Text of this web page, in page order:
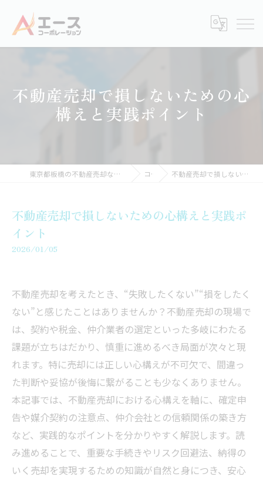
不動産売却で損しないための心
構えと実践ポイント
東京都板橋の不動産売却なら株式会社エースコーポレーション コラム 不動産売却で損しないための心構えと実践ポイント
不動産売却で損しないための心構えと実践ポ
イント
2026/01/05
不動産売却を考えたとき、“失敗したくない”“損をしたく
ない”と感じたことはありませんか？不動産売却の現場で
は、契約や税金、仲介業者の選定といった多岐にわたる
課題が立ちはだかり、慎重に進めるべき局面が次々と現
れます。特に売却には正しい心構えが不可欠で、間違っ
た判断や妥協が後悔に繋がることも少なくありません。
本記事では、不動産売却における心構えを軸に、確定申
告や媒介契約の注意点、仲介会社との信頼関係の築き方
など、実践的なポイントを分かりやすく解説します。読
み進めることで、重要な手続きやリスク回避法、納得の
いく売却を実現するための知識が自然と身につき、安心